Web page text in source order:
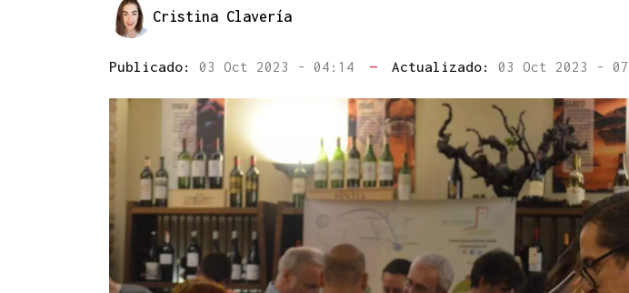
Cristina Clavería
Publicado: 03 Oct 2023 - 04:14 — Actualizado: 03 Oct 2023 -